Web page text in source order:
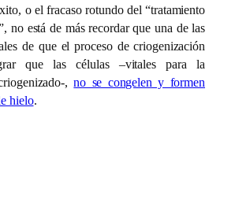
o el fracaso rotundo del “tratamiento
no está de más recordar que una de las
de que el proceso de criogenización
que las células –vitales para la
,no se congelen y formen
hielo.